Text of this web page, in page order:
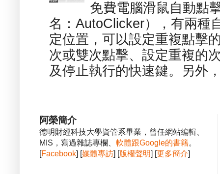
免費電腦滑鼠自動點
名：AutoClicker），有兩種
定位置，可以設定重複點擊
次或雙次點擊、設定重複的
及停止執行的快速鍵。另外
阿榮簡介
德明財經科技大學資管系畢業，曾任網站編輯、
MIS，寫過雜誌專欄、 軟體跟Google的書籍。
[Facebook] [媒體專訪] [版權聲明] [更多簡介]